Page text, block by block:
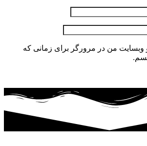
و وبسایت من در مرورگر برای زمانی که